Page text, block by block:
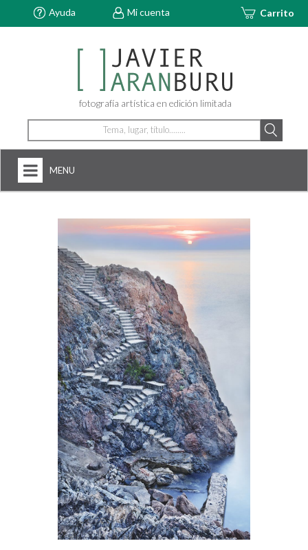
Carrito
Mi cuenta
Ayuda
fotografía artística en edición limitada
MENU
FOTOGRAFÍAS